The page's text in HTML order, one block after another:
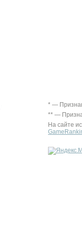
* —
** —
На сайте